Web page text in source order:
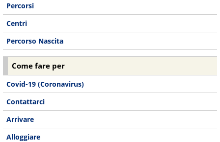
Percorsi
Centri
Percorso Nascita
Come fare per
Covid-19 (Coronavirus)
Contattarci
Arrivare
Alloggiare